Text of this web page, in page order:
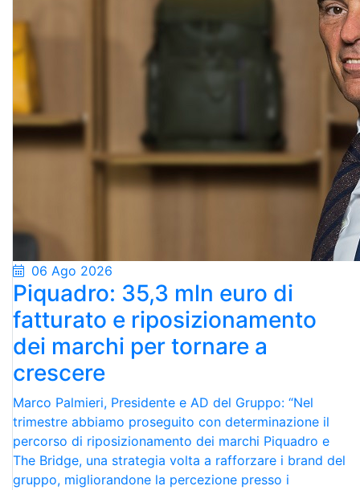
06 Ago 2026
Piquadro: 35,3 mln euro di
fatturato e riposizionamento
dei marchi per tornare a
crescere
Marco Palmieri, Presidente e AD del Gruppo: “Nel
trimestre abbiamo proseguito con determinazione il
percorso di riposizionamento dei marchi Piquadro e
The Bridge, una strategia volta a rafforzare i brand del
gruppo, migliorandone la percezione presso i